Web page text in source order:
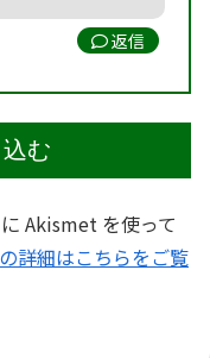
返信
む
Akismet を使って
詳細はこちらをご覧